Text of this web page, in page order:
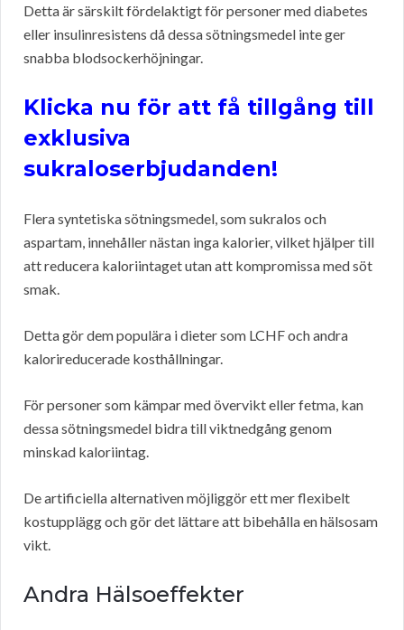
Detta är särskilt fördelaktigt för personer med diabetes
eller insulinresistens då dessa sötningsmedel inte ger
snabba blodsockerhöjningar.
Klicka nu för att få tillgång till
exklusiva
sukraloserbjudanden!
Flera syntetiska sötningsmedel, som sukralos och
aspartam, innehåller nästan inga kalorier, vilket hjälper till
att reducera kaloriintaget utan att kompromissa med söt
smak.
Detta gör dem populära i dieter som LCHF och andra
kalorireducerade kosthållningar.
För personer som kämpar med övervikt eller fetma, kan
dessa sötningsmedel bidra till viktnedgång genom
minskad kaloriintag.
De artificiella alternativen möjliggör ett mer flexibelt
kostupplägg och gör det lättare att bibehålla en hälsosam
vikt.
Andra Hälsoeffekter